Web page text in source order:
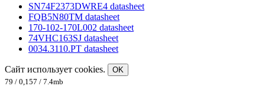
SN74F2373DWRE4 datasheet
FQB5N80TM datasheet
170-102-170L002 datasheet
74VHC163SJ datasheet
0034.3110.PT datasheet
Сайт использует cookies.
OK
79 / 0,157 / 7.4mb